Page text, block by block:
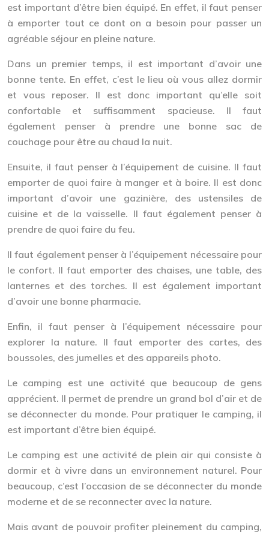
est important d’être bien équipé. En effet, il faut penser
à emporter tout ce dont on a besoin pour passer un
agréable séjour en pleine nature.
Dans un premier temps, il est important d’avoir une
bonne tente. En effet, c’est le lieu où vous allez dormir
et vous reposer. Il est donc important qu’elle soit
confortable et suffisamment spacieuse. Il faut
également penser à prendre une bonne sac de
couchage pour être au chaud la nuit.
Ensuite, il faut penser à l’équipement de cuisine. Il faut
emporter de quoi faire à manger et à boire. Il est donc
important d’avoir une gazinière, des ustensiles de
cuisine et de la vaisselle. Il faut également penser à
prendre de quoi faire du feu.
Il faut également penser à l’équipement nécessaire pour
le confort. Il faut emporter des chaises, une table, des
lanternes et des torches. Il est également important
d’avoir une bonne pharmacie.
Enfin, il faut penser à l’équipement nécessaire pour
explorer la nature. Il faut emporter des cartes, des
boussoles, des jumelles et des appareils photo.
Le camping est une activité que beaucoup de gens
apprécient. Il permet de prendre un grand bol d’air et de
se déconnecter du monde. Pour pratiquer le camping, il
est important d’être bien équipé.
Le camping est une activité de plein air qui consiste à
dormir et à vivre dans un environnement naturel. Pour
beaucoup, c’est l’occasion de se déconnecter du monde
moderne et de se reconnecter avec la nature.
Mais avant de pouvoir profiter pleinement du camping,